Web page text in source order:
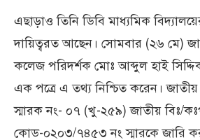
এছাড়াও তিনি ডিবি মাধ্যমিক
দায়িত্বরত আছেন। সোমবার (২৬ মে)
কলেজ পরিদর্শক মোঃ আব্দুল হাই
এক পত্রে এ তথ্য নিশ্চিত করেন। জাতীয়
স্মারক নং- ০৭ (খু-২৫৯) জাতীয় বিঃ/
কোড-০২০৩/৭৪৫৩ নং স্মারকে জারি